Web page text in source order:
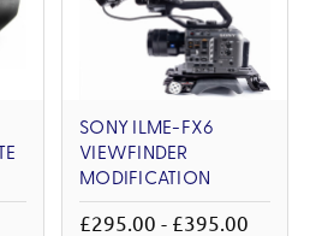
SONY ILME-FX6
VIEWFINDER
MODIFICATION
£295.00 - £395.00